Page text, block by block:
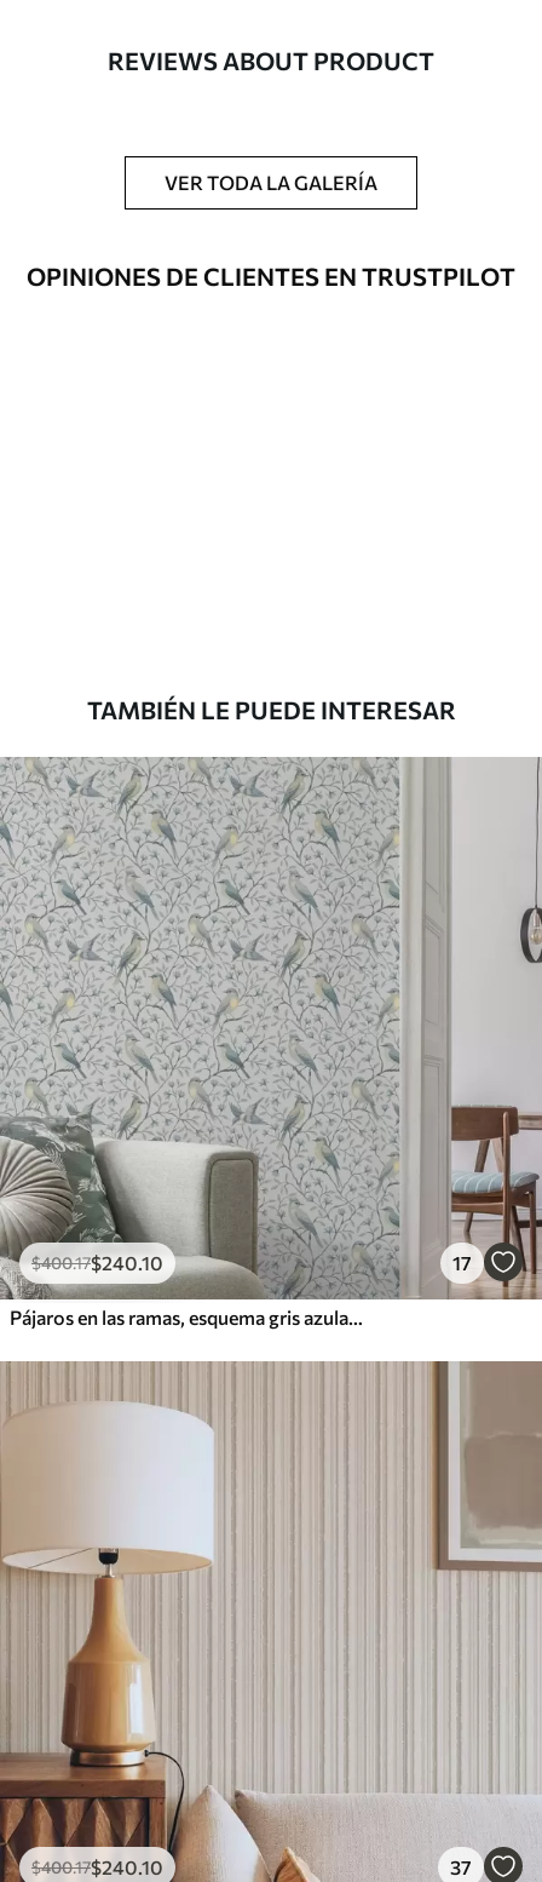
Impreso bajo pedido y entregado en
rollos de hasta 50 cm de ancho.
Opciones
adicionales
Disponible con recubrimiento de barniz
y/o adhesivo para empapelar.
/m²
Premium
1100.00$660.00/m²
Vinilo Premium
1266.67$760.00/m²
REVIEWS ABOUT PRODUCT
VER TODA LA GALERÍA
OPINIONES DE CLIENTES EN TRUSTPILOT
TAMBIÉN LE PUEDE INTERESAR
$400.17$240.10 17
Pájaros en las ramas, esquema gris azulado
$400.17$240.10 37